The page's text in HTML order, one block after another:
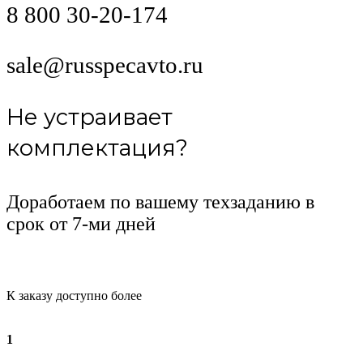
8 800 30-20-174
sale@russpecavto.ru
Не устраивает
комплектация?
Доработаем по вашему техзаданию в
срок от 7-ми дней
К заказу доступно более
1